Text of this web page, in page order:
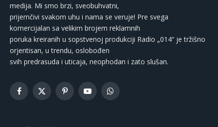
medija. Mi smo brzi, sveobuhvatni,
prijemčivi svakom uhu i nama se veruje! Pre svega
komercijalan sa velikim brojem reklamnih
poruka kreiranih u sopstvenoj produkciji Radio „014“ je tržišno
orjentisan, u trendu, oslobođen
svih predrasuda i uticaja, neophodan i zato slušan.
Facebook
X
PinterestYouTubeWhatsApp